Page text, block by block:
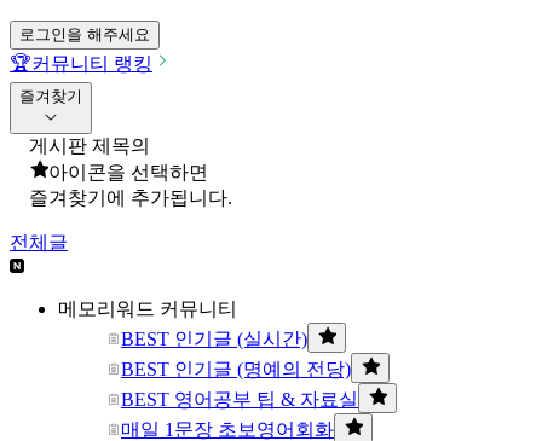
로그인을 해주세요
🏆커뮤니티 랭킹
즐겨찾기
게시판 제목의
아이콘을 선택하면
즐겨찾기에 추가됩니다.
전체글
메모리워드 커뮤니티
BEST 인기글 (실시간)
BEST 인기글 (명예의 전당)
BEST 영어공부 팁 & 자료실
매일 1문장 초보영어회화